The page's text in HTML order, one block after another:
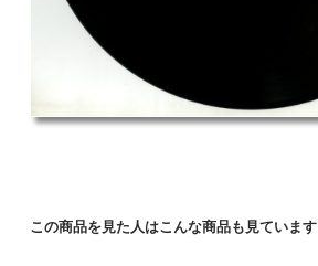
この商品を見た人はこんな商品も見ています